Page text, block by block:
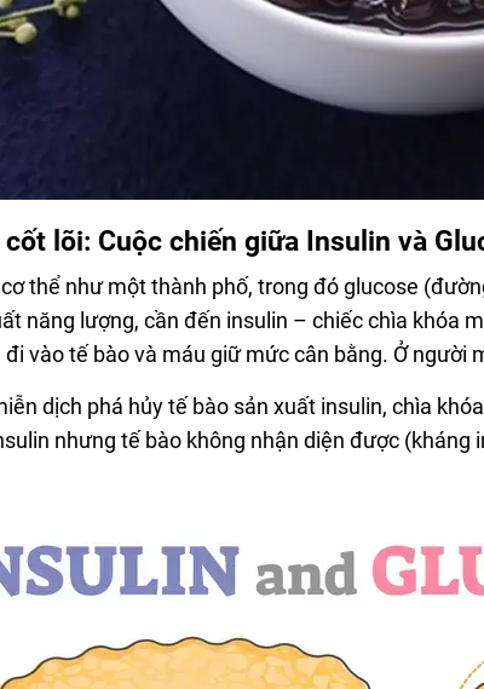
lõi: Cuộc chiến giữa Insulin và
thể như một thành phố, trong đó glucose
năng lượng, cần đến insulin – chiếc chìa khóa
đi vào tế bào và máu giữ mức cân bằng. Ở người
dịch phá hủy tế bào sản xuất insulin, chìa
nhưng tế bào không nhận diện được (kháng